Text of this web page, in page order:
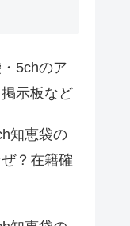
5chのア
示板など
知恵袋の
？在籍確